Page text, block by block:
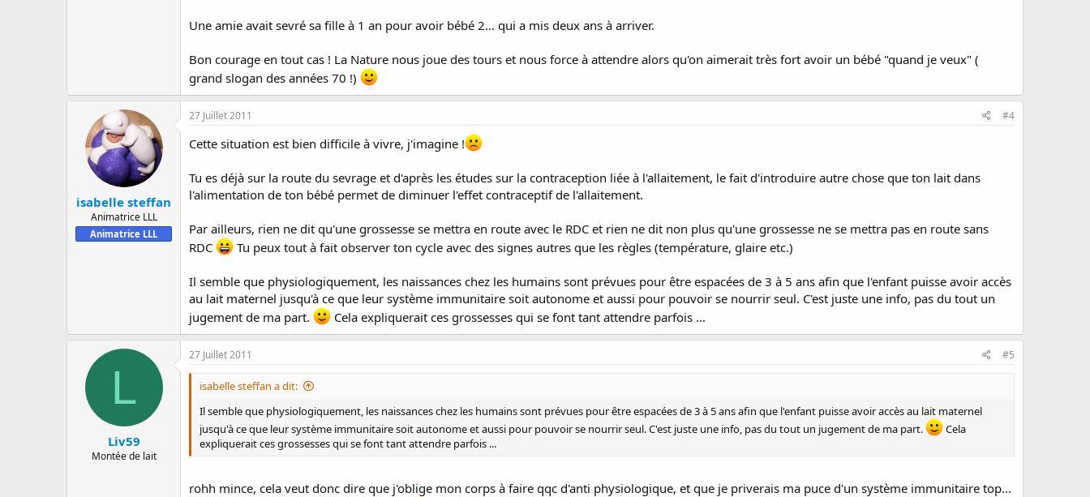
Une amie avait sevré sa fille à 1 an pour avoir bébé 2... qui a mis deux ans à arriver.
Bon courage en tout cas ! La Nature nous joue des tours et nous force à attendre alors qu'on aimerait très fort avoir un bébé "quand je veux" (
grand slogan des années 70 !)
isabelle steffan
Animatrice LLL
Animatrice LLL
27 Juillet 2011 #4
Cette situation est bien difficile à vivre, j'imagine !
Tu es déjà sur la route du sevrage et d'après les études sur la contraception liée à l'allaitement, le fait d'introduire autre chose que ton lait dans
l'alimentation de ton bébé permet de diminuer l'effet contraceptif de l'allaitement.
Par ailleurs, rien ne dit qu'une grossesse se mettra en route avec le RDC et rien ne dit non plus qu'une grossesse ne se mettra pas en route sans
RDC
Tu peux tout à fait observer ton cycle avec des signes autres que les règles (température, glaire etc.)
Il semble que physiologiquement, les naissances chez les humains sont prévues pour être espacées de 3 à 5 ans afin que l'enfant puisse avoir accès
au lait maternel jusqu'à ce que leur système immunitaire soit autonome et aussi pour pouvoir se nourrir seul. C'est juste une info, pas du tout un
jugement de ma part.
Cela expliquerait ces grossesses qui se font tant attendre parfois ...
L
Liv59
Montée de lait
27 Juillet 2011 #5
isabelle steffan a dit:
Il semble que physiologiquement, les naissances chez les humains sont prévues pour être espacées de 3 à 5 ans afin que l'enfant puisse avoir accès au lait maternel
jusqu'à ce que leur système immunitaire soit autonome et aussi pour pouvoir se nourrir seul. C'est juste une info, pas du tout un jugement de ma part.
Cela
expliquerait ces grossesses qui se font tant attendre parfois ...
rohh mince, cela veut donc dire que j'oblige mon corps à faire qqc d'anti physiologique, et que je priverais ma puce d'un système immunitaire top...